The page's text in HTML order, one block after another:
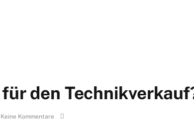
den
Keine Kommentare